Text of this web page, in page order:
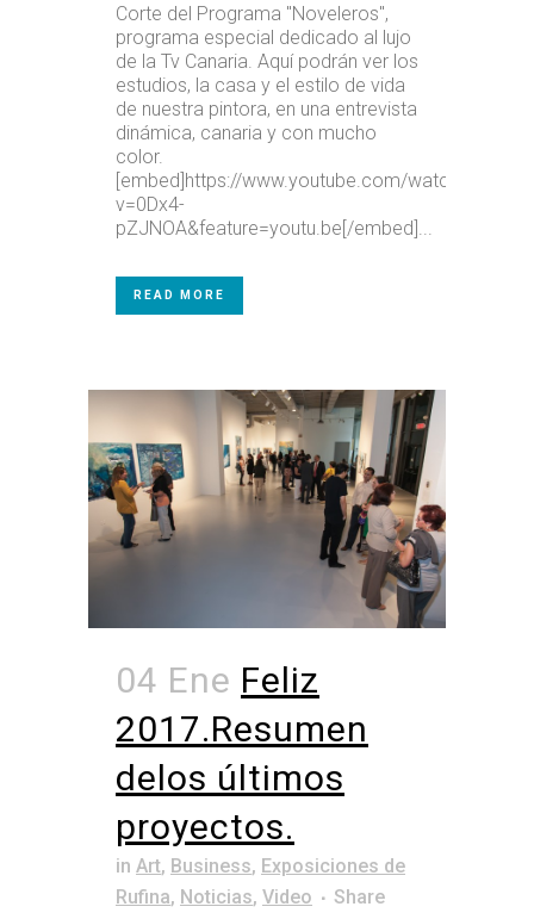
Corte del Programa "Noveleros",
programa especial dedicado al lujo
de la Tv Canaria. Aquí podrán ver los
estudios, la casa y el estilo de vida
de nuestra pintora, en una entrevista
dinámica, canaria y con mucho
color.
[embed]https://www.youtube.com/watch?
v=0Dx4-
pZJNOA&feature=youtu.be[/embed]...
READ MORE
04 Ene Feliz
2017.Resumen
delos últimos
proyectos.
in Art, Business, Exposiciones de
Rufina, Noticias, Video Share